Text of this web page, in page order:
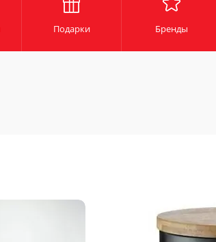
Подарки Бренды